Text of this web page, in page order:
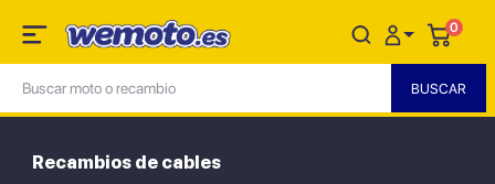
0
Recambios de cables